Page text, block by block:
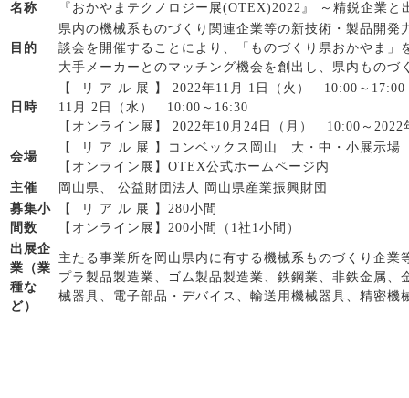
名称 『おかやまテクノロジー展(OTEX)2022』 ～精鋭企業と
目的
県内の機械系ものづくり関連企業等の新技術・製品開
談会を開催することにより、「ものづくり県おかやま」
大手メーカーとのマッチング機会を創出し、県内ものづ
日時
【 リ ア ル 展 】 2022年11月 1日（火） 10:00～17:00
11月 2日（水） 10:00～16:30
【オンライン展】 2022年10月24日（月） 10:00～
会場
【 リ ア ル 展 】コンベックス岡山 大・中・小展示場
【オンライン展】OTEX公式ホームページ内
主催
岡山県、 公益財団法人 岡山県産業振興財団
募集小
間数
【 リ ア ル 展 】280小間
【オンライン展】200小間（1社1小間）
出展企
業（業
種な
ど）
主たる事業所を岡山県内に有する機械系ものづくり企業
プラ製品製造業、ゴム製品製造業、鉄鋼業、非鉄金属
械器具、電子部品・デバイス、輸送用機械器具、精密機